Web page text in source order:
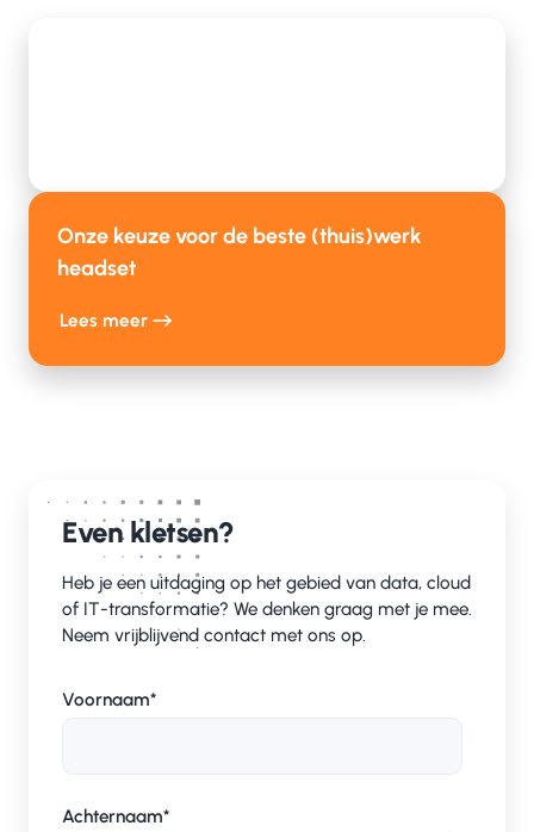
Onze keuze voor de beste (thuis)werk
headset
Lees meer
Even kletsen?
Heb je een uitdaging op het gebied van data, cloud
of IT-transformatie? We denken graag met je mee.
Neem vrijblijvend contact met ons op.
Voornaam*
Achternaam*